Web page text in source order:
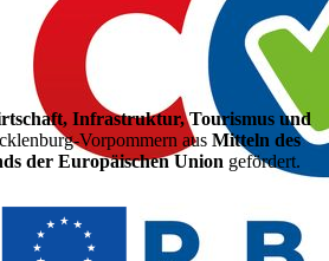
Infrastruktur, Tourismus und
Vorpommern aus Mitteln des
der Europäischen Union gefördert.